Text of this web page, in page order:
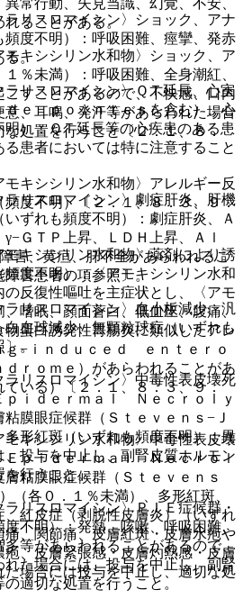
リスロマイシン〉ショック、アナ
度不明）：呼吸困難、痙攣、発赤
る。
リスロマイシン〉ＱＴ延長、心室
ｅ ｐｏｉｎｔｅｓを含む）、心
）：ＱＴ延長等の心疾患のある患
患者においては特に注意すること
リスロマイシン〉劇症肝炎、肝機
ずれも頻度不明）：劇症肝炎、Ａ
ＧＴＰ上昇、ＬＤＨ上昇、Ａｌ
害、黄疸、肝不全があらわれるこ
害患者の項参照〕。
リスロマイシン〉血小板減少、汎
血球減少、無顆粒球症（いずれも
。
リスロマイシン〉中毒性表皮壊死
ｉｄｅｒｍａｌ Ｎｅｃｒｏｌｙ
膜眼症候群（Ｓｔｅｖｅｎｓ−Ｊ
多形紅斑（いずれも頻度不明）：異
投与を中止し、副腎皮質ホルモン
を行うこと。
リスロマイシン〉ＰＩＥ症候群・
不明）：発熱、咳嗽、呼吸困難、
等があらわれることがあるので、
た場合には、投与を中止し、副腎
適切な処置を行うこと。
異常行動、失見当識、幻覚、不安、
ることがある。
キシシリン水和物〉ショック、ア
％未満）：呼吸困難、全身潮紅、
こすことがあるので、不快感、口内
、耳鳴、発汗等があらわれた場合
処置を行うこと〔２．１、８．
キシシリン水和物〉アレルギー反
度不明）〔２．１、８．３、９．
キシシリン水和物〉薬剤により誘
度不明）：〈アモキシシリン水和
反復性嘔吐を主症状とし、〈アモ
嗜眠、顔面蒼白、低血圧、腹痛、
蛋白誘発性胃腸炎に類似したアレ
ｇ−ｉｎｄｕｃｅｄ ｅｎｔｅｒｏ
ｒｏｍｅ）があらわれることがあ
いる）〔２．１、８．３、９．
キシシリン水和物〉中毒性表皮壊
ｐｉｄｅｒｍａｌ Ｎｅｃｒｏｌ
粘膜眼症候群（Ｓｔｅｖｅｎｓ
（各０．１％未満）、多形紅斑、
紅皮症（剥脱性皮膚炎）（いずれ
、関節痛、皮膚紅斑・皮膚水疱や
、皮膚緊張感・皮膚灼熱感・皮膚
場合には投与を中止し、適切な処